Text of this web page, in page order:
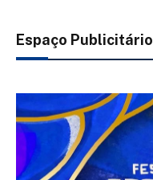
Espaço Publicitário